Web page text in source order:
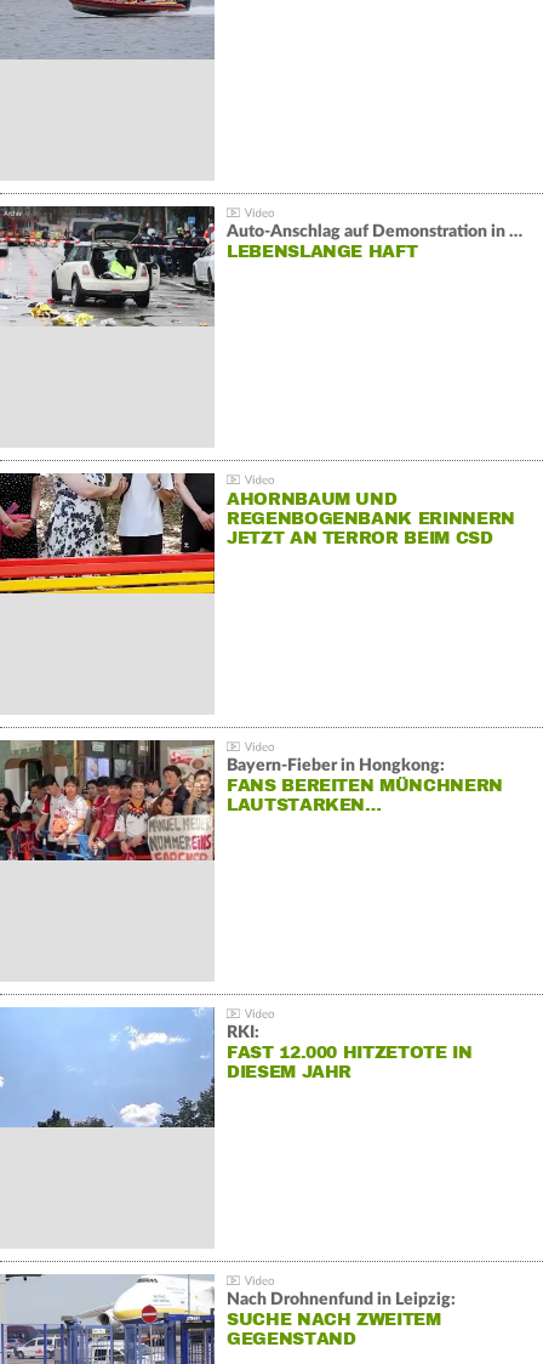
Auto-Anschlag auf Demonstration in München:
LEBENSLANGE HAFT
AHORNBAUM UND
REGENBOGENBANK ERINNERN
JETZT AN TERROR BEIM CSD
Bayern-Fieber in Hongkong:
FANS BEREITEN MÜNCHNERN
LAUTSTARKEN…
RKI:
FAST 12.000 HITZETOTE IN
DIESEM JAHR
Nach Drohnenfund in Leipzig:
SUCHE NACH ZWEITEM
GEGENSTAND